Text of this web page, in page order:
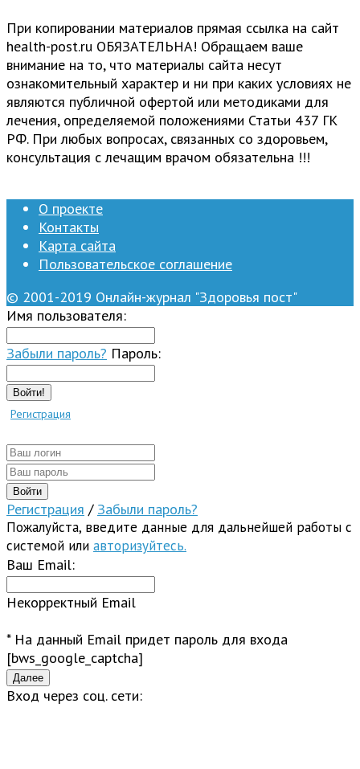
При копировании материалов прямая ссылка на сайт
health-post.ru ОБЯЗАТЕЛЬНА! Обращаем ваше
внимание на то, что материалы сайта несут
ознакомительный характер и ни при каких условиях не
являются публичной офертой или методиками для
лечения, определяемой положениями Статьи 437 ГК
РФ. При любых вопросах, связанных со здоровьем,
консультация с лечащим врачом обязательна !!!
О проекте
Контакты
Карта сайта
Пользовательское соглашение
© 2001-2019 Онлайн-журнал "Здоровья пост"
Имя пользователя:
Забыли пароль? Пароль:
Войти!
Регистрация
Регистрация / Забыли пароль?
Пожалуйста, введите данные для дальнейшей работы с
системой или авторизуйтесь.
Ваш Email:
Некорректный Email
* На данный Email придет пароль для входа
[bws_google_captcha]
Вход через соц. сети: